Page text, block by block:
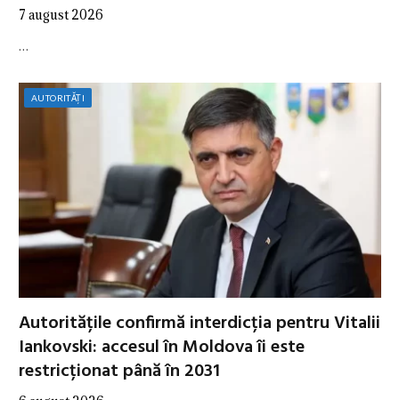
7 august 2026
…
AUTORITĂȚI
Autoritățile confirmă interdicția pentru Vitalii
Iankovski: accesul în Moldova îi este
restricționat până în 2031